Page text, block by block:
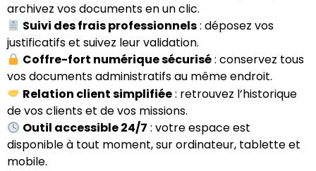
archivez vos documents en un clic.
Suivi des frais professionnels: déposez vos
justificatifs et suivez leur validation.
Coffre-fort numérique sécurisé: conservez tous
vos documents administratifs au même endroit.
Relation client simplifiée: retrouvez l’historique
de vos clients et de vos missions.
Outil accessible 24/7 : votre espace est
disponible à tout moment, sur ordinateur, tablette et
mobile.